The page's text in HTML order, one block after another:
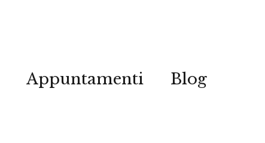
Appuntamenti Blog